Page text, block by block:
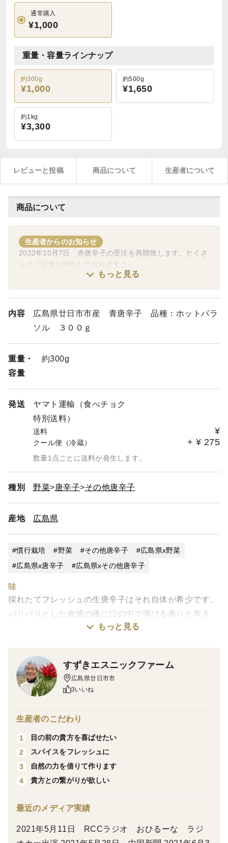
通常購入
¥1,000
重量・容量ラインナップ
約300g
¥1,000
約500g
¥1,650
約1kg
¥3,300
レビューと投稿 商品について 生産者について
商品について
生産者からのお知らせ
2022年10月7日 赤唐辛子の受注を再開致します。たくさ
んのご注文お待ちしております！
もっと見る
内容
広島県廿日市市産 青唐辛子 品種：ホットパラ
ソル ３００ｇ
重量・
容量
約300g
発送
ヤマト運輸（食べチョク
特別送料）
送料 ¥
クール便（冷蔵） + ¥ 275
数量1点ごとに送料が発生します。
種別 野菜 唐辛子 その他唐辛子
産地 広島県
慣行栽培 野菜 その他唐辛子
広島県x野菜
広島県x唐辛子
広島県xその他唐辛子
味
採れたてフレッシュの生唐辛子はそれ自体が希少です。
パリパリとした食感の後に口の中で弾ける香りと辛さ
は、料理に強力なインパクトと癖になる味わいを加えま
存の辛味調味料との差し替え、漬物や調味料に追加、合
わない料理は無いと確信する古くから人類と共にあった
香辛料です。
栽培期間中は農薬を使わず栽培しています。
牛糞堆肥と石灰をベースとし、追肥は米ぬか発酵肥料に
油粕を追加して施しています。自然の力を借り、植物と
しての力を引き出す栽培を心掛けています。
広島県廿日市市佐伯地区にて栽培しています。標高３０
菜の旨味が強くなるため農業の盛んな地区です。
もっと見る
すずきエスニックファーム
広島県廿日市市
3いいね
生産者のこだわり
1
目の前の貴方を喜ばせたい
2
スパイスをフレッシュに
3
自然の力を借りて作ります
4
貴方との繋がりが欲しい
最近のメディア実績
2021年5月11日 RCCラジオ おひるーな ラジ